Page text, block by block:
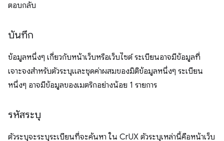
ตอบกลับ
บันทึก
ข้อมูลหนึ่งๆ เกี่ยวกับหน้าเว็บหรือเว็บไซต์ ระเบียนอาจมีข้อมูลที่
เจาะจงสำหรับตัวระบุและชุดค่าผสมของมิติข้อมูลหนึ่งๆ ระเบียน
หนึ่งๆ อาจมีข้อมูลของเมตริกอย่างน้อย 1 รายการ
รหัสระบุ
ตัวระบุจะระบุระเบียนที่จะค้นหา ใน CrUX ตัวระบุเหล่านี้คือหน้าเว็บ